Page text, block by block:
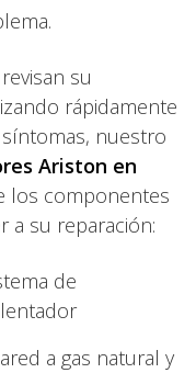
su
rápidamente
nuestro
Ariston en
los componentes
a su reparación:
de
a gas natural y